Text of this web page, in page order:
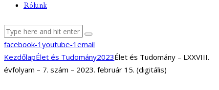
Rólunk
facebook-1 youtube-1 email
KezdőlapÉlet és Tudomány2023Élet és Tudomány – LXXVIII.
évfolyam – 7. szám – 2023. február 15. (digitális)